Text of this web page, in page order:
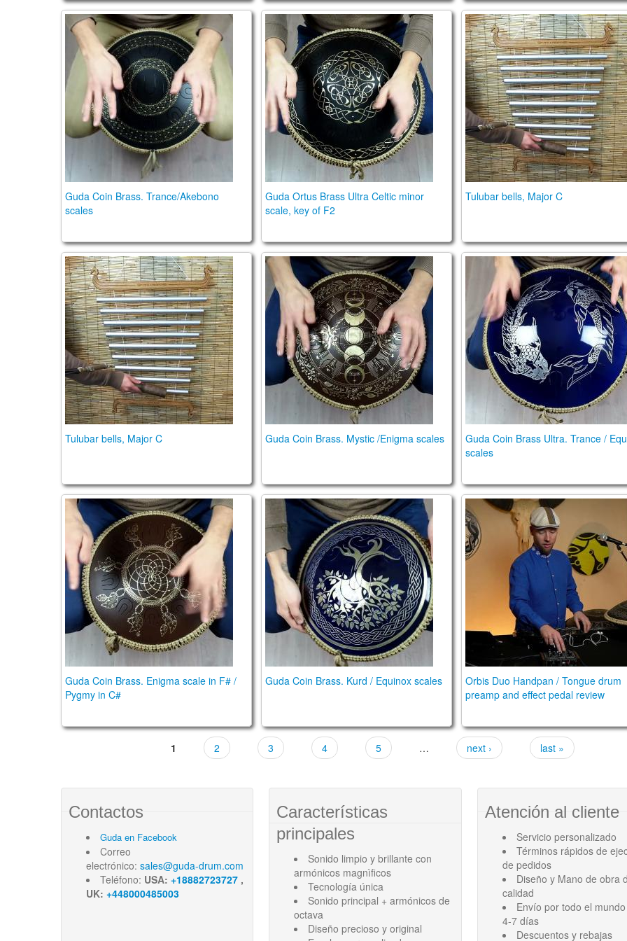
Guda Coin Brass. Trance/Akebono scales
Guda Coin Brass. Trance/Akebono
scales
Guda Ortus Brass Ultra Celtic scale, key of F2
Guda Ortus Brass Ultra Celtic minor
scale, key of F2
Tulubar bells, Major C
Tulubar bells, Major C
Tulubar bells, Major C
Tulubar bells, Major C
Guda Coin Brass. Mystic /Enigma scales
Guda Coin Brass. Mystic /Enigma scales
Guda Coin Brass Ultra.
Guda Coin Brass Ultra. Trance /
scales
Guda Coin Brass. Enigma scale in F# / Pygmy in C#
Guda Coin Brass. Enigma scale in F# /
Pygmy in C#
Guda Coin Brass. Kurd / Equinox scales
Guda Coin Brass. Kurd / Equinox scales
Orbis Duo Handpan /
Orbis Duo Handpan / Tongue drum
preamp and effect pedal review
1 2 3 4 5 … next › last »
Contactos
Guda en Facebook
Correo
electrónico: sales@guda-drum.com
Teléfono: USA: +18882723727 ,
UK: +448000485003
Características
principales
Sonido limpio y brillante con
armónicos magnìficos
Tecnología única
Sonido principal + armónicos de
octava
Diseño precioso y original
Atención al cliente
Servicio personalizado
Términos rápidos de
de pedidos
Diseño y Mano de obra
calidad
Envío por todo el
4-7 días
Descuentos y rebajas